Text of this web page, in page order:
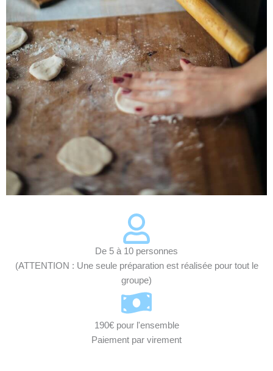
De 5 à 10 personnes
(ATTENTION : Une seule préparation est réalisée pour tout le
groupe)
190€ pour l'ensemble
Paiement par virement